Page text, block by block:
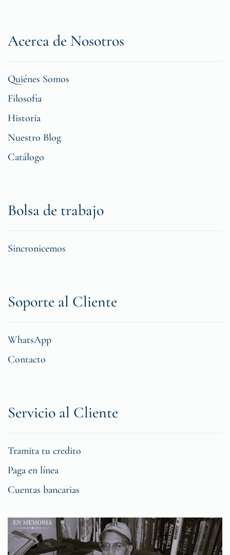
Acerca de Nosotros
Quiénes Somos
Filosofia
Historia
Nuestro Blog
Catálogo
Bolsa de trabajo
Sincronicemos
Soporte al Cliente
WhatsApp
Contacto
Servicio al Cliente
Tramita tu credito
Paga en línea
Cuentas bancarias